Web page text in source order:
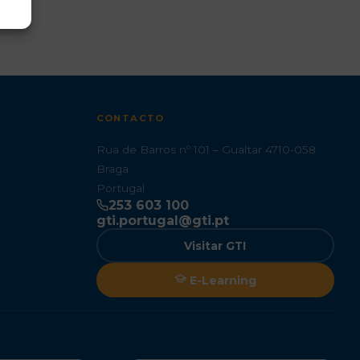
CONTACTO
Rua de Barros nº 101 – Gualtar 4710-058
Braga
Portugal
253 603 100
gti.portugal@gti.pt
Visitar GTI
E-Learning